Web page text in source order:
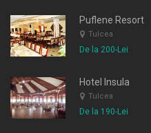
Puflene Resort
Tulcea
De la 200-Lei
Hotel Insula
Tulcea
De la 190-Lei